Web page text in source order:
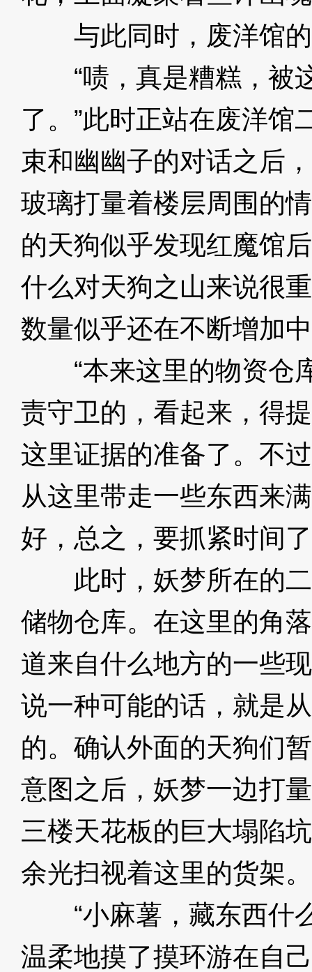
与此同时，废洋馆的
“啧，真是糟糕，被
了。”此时正站在废洋馆
束和幽幽子的对话之后
玻璃打量着楼层周围的
的天狗似乎发现红魔馆
什么对天狗之山来说很
数量似乎还在不断增加
“本来这里的物资仓
责守卫的，看起来，得
这里证据的准备了。不
从这里带走一些东西来
好，总之，要抓紧时间
此时，妖梦所在的二
储物仓库。在这里的角
道来自什么地方的一些
说一种可能的话，就是
的。确认外面的天狗们
意图之后，妖梦一边打
三楼天花板的巨大塌陷
余光扫视着这里的货架。
“小麻薯，藏东西什
温柔地摸了摸环游在自